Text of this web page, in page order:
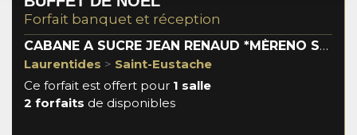
Forfait banquet et réception
CABANE A SUCRE JEAN RENAUD *MÈRENO SERVICE*
Laurentides > Saint-Eustache
Ce forfait est offert pour 1 salle
2 forfaits de disponibles